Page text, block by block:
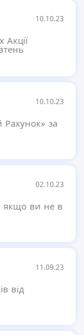
10.10.23
Акції
10.10.23
за
02.10.23
якщо ви не в
11.09.23
від